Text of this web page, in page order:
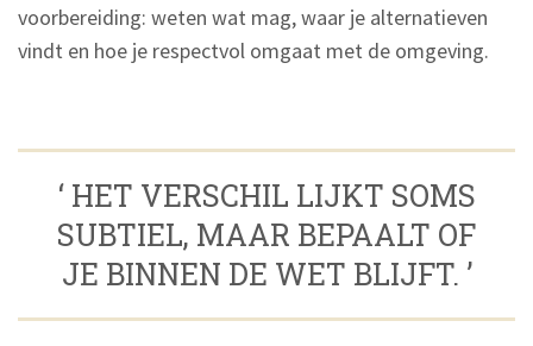
voorbereiding: weten wat mag, waar je alternatieven
vindt en hoe je respectvol omgaat met de omgeving.
‘ HET VERSCHIL LIJKT SOMS
SUBTIEL, MAAR BEPAALT OF
JE BINNEN DE WET BLIJFT. ’